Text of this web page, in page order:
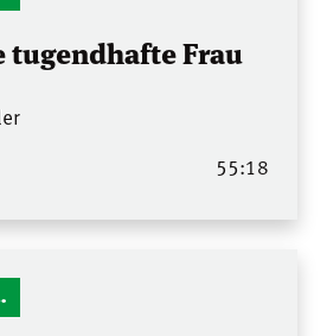
tugendhafte Frau
55:18